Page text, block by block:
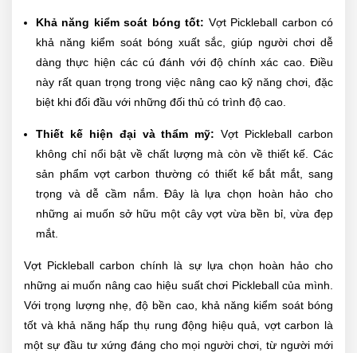
Khả năng kiểm soát bóng tốt: Vợt Pickleball carbon có
khả năng kiểm soát bóng xuất sắc, giúp người chơi dễ
dàng thực hiện các cú đánh với độ chính xác cao. Điều
này rất quan trọng trong việc nâng cao kỹ năng chơi, đặc
biệt khi đối đầu với những đối thủ có trình độ cao.
Thiết kế hiện đại và thẩm mỹ:Vợt Pickleball carbon
không chỉ nổi bật về chất lượng mà còn về thiết kế. Các
sản phẩm vợt carbon thường có thiết kế bắt mắt, sang
trọng và dễ cầm nắm. Đây là lựa chọn hoàn hảo cho
những ai muốn sở hữu một cây vợt vừa bền bỉ, vừa đẹp
mắt.
Vợt Pickleball carbon chính là sự lựa chọn hoàn hảo cho
những ai muốn nâng cao hiệu suất chơi Pickleball của mình.
Với trọng lượng nhẹ, độ bền cao, khả năng kiểm soát bóng
tốt và khả năng hấp thụ rung động hiệu quả, vợt carbon là
một sự đầu tư xứng đáng cho mọi người chơi, từ người mới